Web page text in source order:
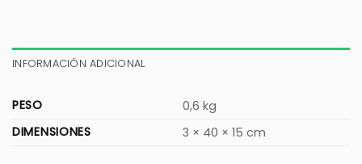
INFORMACIÓN ADICIONAL
PESO
0,6 kg
DIMENSIONES
3 × 40 × 15 cm